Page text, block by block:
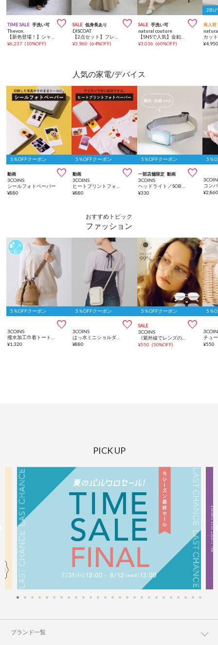
TIME SALE 手洗い可 
Thevon.
¥6,237 (10%OFF)
SALE 低身長あり 
DISCOAT
¥3,960 (64%OFF)
SALE 手洗い可 
natural couture
【SNSで人気】金釦テーラーワンピース
¥3,036 (60%OFF)
再入荷
¥
人気の家電/デバイス
5％OFFクーポン
動画 
3COINS
シールフォトペーパー
¥880
5％OFFクーポン
動画 
3COINS
¥880
5％OFFクーポン
一部店舗限定 動画 
3COINS
¥330
5％
¥
おすすめトピック
ファッション
5％OFFクーポン

3COINS
¥1,320
5％OFFクーポン

3COINS
¥880
5％OFFクーポン
SALE 
3COINS
《紫外線でレンズの色が変わる》ケース付きサングラスメタル
¥550 (50%OFF)
5％
¥550
PICK UP
ブランド一覧